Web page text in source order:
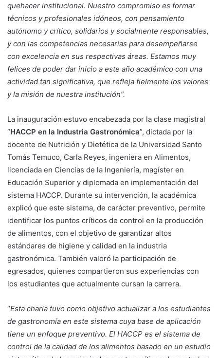
quehacer institucional. Nuestro compromiso es formar
técnicos y profesionales idóneos, con pensamiento
autónomo y crítico, solidarios y socialmente responsables,
y con las competencias necesarias para desempeñarse
con excelencia en sus respectivas áreas. Estamos muy
felices de poder dar inicio a este año académico con una
actividad tan significativa, que refleja fielmente los valores
y la misión de nuestra institución”.
La inauguración estuvo encabezada por la clase magistral
“HACCP en la Industria Gastronómica”, dictada por la
docente de Nutrición y Dietética de la Universidad Santo
Tomás Temuco, Carla Reyes, ingeniera en Alimentos,
licenciada en Ciencias de la Ingeniería, magíster en
Educación Superior y diplomada en implementación del
sistema HACCP. Durante su intervención, la académica
explicó que este sistema, de carácter preventivo, permite
identificar los puntos críticos de control en la producción
de alimentos, con el objetivo de garantizar altos
estándares de higiene y calidad en la industria
gastronómica. También valoró la participación de
egresados, quienes compartieron sus experiencias con
los estudiantes que actualmente cursan la carrera.
“Esta charla tuvo como objetivo actualizar a los estudiantes
de gastronomía en este sistema cuya base de aplicación
tiene un enfoque preventivo. El HACCP es el sistema de
control de la calidad de los alimentos basado en un estudio